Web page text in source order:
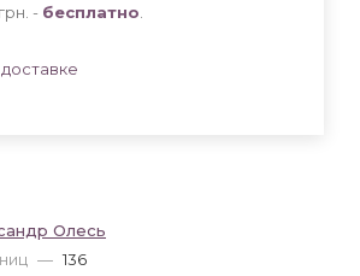
Олесь
— 136
- бесплатно